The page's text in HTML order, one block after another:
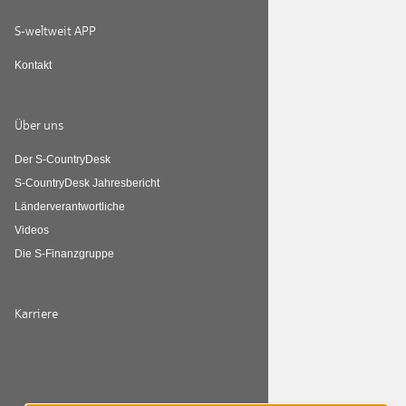
S-weltweit APP
Kontakt
Über uns
Der S-CountryDesk
S-CountryDesk Jahresbericht
Länderverantwortliche
Videos
Die S-Finanzgruppe
Karriere